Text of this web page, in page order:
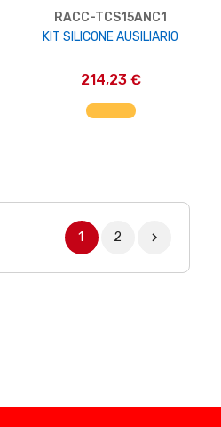
RACC-TCS15ANC1
KIT SILICONE AUSILIARIO
214,23 €
AGGIUNGI AL CARRELLO
1 2 